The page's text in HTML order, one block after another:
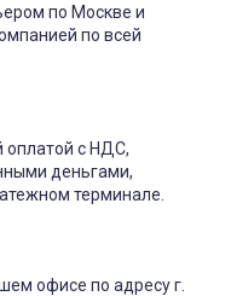
по Москве и
по всей
оплатой с НДС,
деньгами,
терминале.
офисе по адресу г.